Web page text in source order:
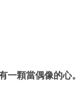
一顆當偶像的心